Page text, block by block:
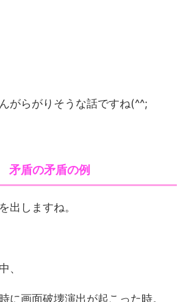
がらがりそうな話ですね(^^;
矛盾の矛盾の例
出しますね。
、
に画面破壊演出が起こった時。